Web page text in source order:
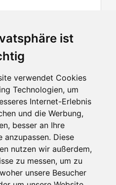
ist
verwendet Cookies
Technologien, um
Internet-Erlebnis
und die Werbung,
besser an Ihre
anzupassen. Diese
nutzen wir außerdem,
zu messen, um zu
unsere Besucher
Gewerbetreibende
Investoren